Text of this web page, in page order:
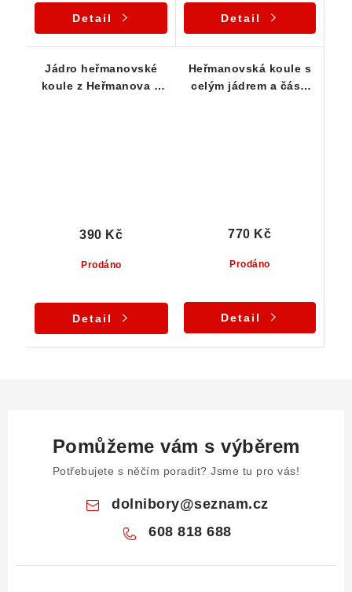
Detail Detail
Jádro heřmanovské
koule z Heřmanova u
Prodáno
390 Kč
Detail
Heřmanovská koule s
celým jádrem a částí
Prodáno
770 Kč
Detail
Pomůžeme vám s výběrem
Potřebujete s něčím poradit? Jsme tu pro vás!
dolnibory@seznam.cz
608 818 688